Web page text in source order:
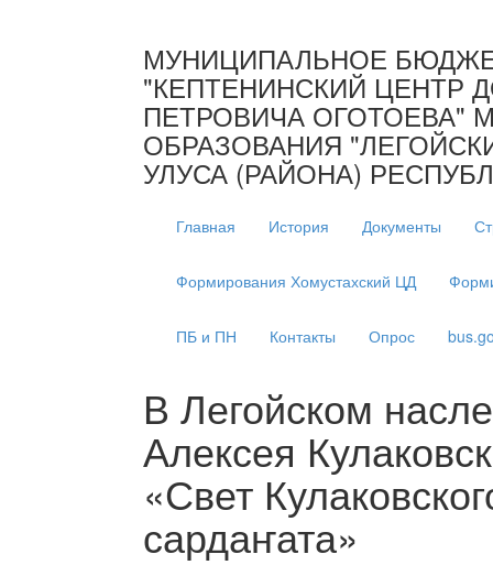
МУНИЦИПАЛЬНОЕ
"КЕПТЕНИНСКИЙ ЦЕНТР
ПЕТРОВИЧА ОГОТОЕВА"
ОБРАЗОВАНИЯ
УЛУСА (РАЙОНА)
Главная История Документы
Формирования Хомустахский ЦД
ПБ и ПН Контакты Опрос
В Легойском
Алексея
«Свет
сардаҥата»